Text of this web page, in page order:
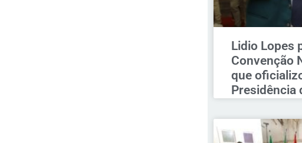
Lidio Lopes
Convenção
que
Presidência